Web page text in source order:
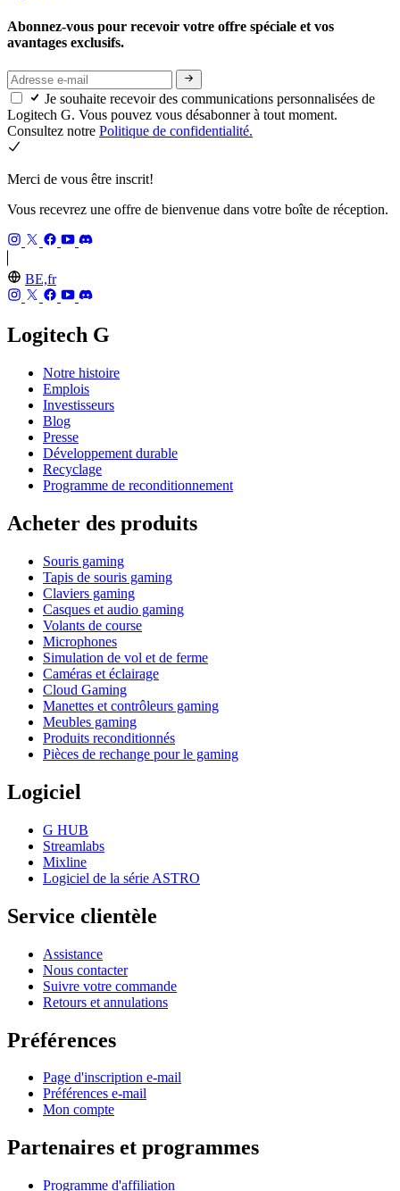
Abonnez-vous pour recevoir votre offre spéciale et vos
avantages exclusifs.
Je souhaite recevoir des communications personnalisées de
Logitech G. Vous pouvez vous désabonner à tout moment.
Consultez notre Politique de confidentialité.
Merci de vous être inscrit!
Vous recevrez une offre de bienvenue dans votre boîte de réception.
BE,fr
Logitech G
Notre histoire
Emplois
Investisseurs
Blog
Presse
Développement durable
Recyclage
Programme de reconditionnement
Acheter des produits
Souris gaming
Tapis de souris gaming
Claviers gaming
Casques et audio gaming
Volants de course
Microphones
Simulation de vol et de ferme
Caméras et éclairage
Cloud Gaming
Manettes et contrôleurs gaming
Meubles gaming
Produits reconditionnés
Pièces de rechange pour le gaming
Logiciel
G HUB
Streamlabs
Mixline
Logiciel de la série ASTRO
Service clientèle
Assistance
Nous contacter
Suivre votre commande
Retours et annulations
Préférences
Page d'inscription e-mail
Préférences e-mail
Mon compte
Partenaires et programmes
Programme d'affiliation